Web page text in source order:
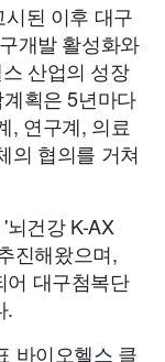
시된 이후 대구
개발 활성화와
산업의 성장
획은 5년마다
, 연구계, 의료
의 협의를 거쳐
뇌건강 K-AX
진해왔으며,
어 대구첨복단
.
바이오헬스 클